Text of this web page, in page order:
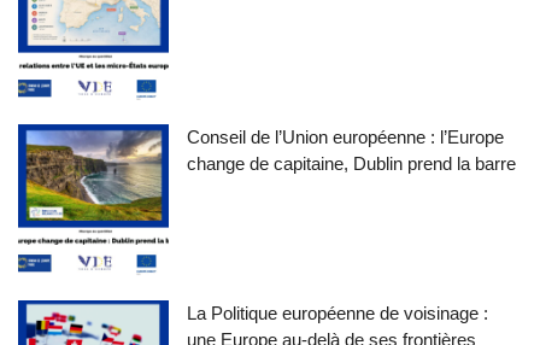
Conseil de l’Union européenne : l’Europe
change de capitaine, Dublin prend la barre
La Politique européenne de voisinage :
une Europe au-delà de ses frontières